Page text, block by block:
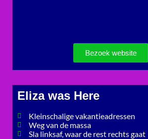
Bezoek website
Eliza was Here
Kleinschalige vakantieadressen
Weg van de massa
Sla linksaf, waar de rest rechts gaat